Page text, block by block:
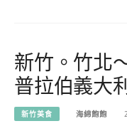
新竹。竹北
普拉伯義大
新竹美食 海綿飽飽